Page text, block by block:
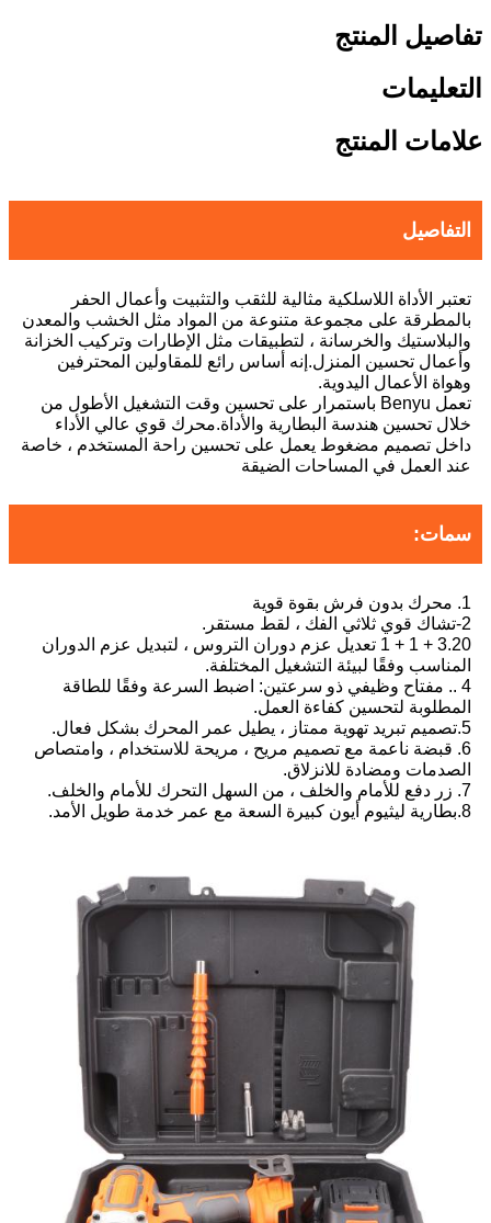
تفاصيل المنتج
التعليمات
علامات المنتج
التفاصيل
تعتبر الأداة اللاسلكية مثالية للثقب والتثبيت وأعمال الحفر
بالمطرقة على مجموعة متنوعة من المواد مثل الخشب والمعدن
والبلاستيك والخرسانة ، لتطبيقات مثل الإطارات وتركيب الخزانة
وأعمال تحسين المنزل.إنه أساس رائع للمقاولين المحترفين
وهواة الأعمال اليدوية.
تعمل Benyu باستمرار على تحسين وقت التشغيل الأطول من
خلال تحسين هندسة البطارية والأداة.محرك قوي عالي الأداء
داخل تصميم مضغوط يعمل على تحسين راحة المستخدم ، خاصة
عند العمل في المساحات الضيقة
سمات:
1. محرك بدون فرش بقوة قوية
2-تشاك قوي ثلاثي الفك ، لقط مستقر.
3.20 + 1 + 1 تعديل عزم دوران التروس ، لتبديل عزم الدوران
المناسب وفقًا لبيئة التشغيل المختلفة.
4 .. مفتاح وظيفي ذو سرعتين: اضبط السرعة وفقًا للطاقة
المطلوبة لتحسين كفاءة العمل.
5.تصميم تبريد تهوية ممتاز ، يطيل عمر المحرك بشكل فعال.
6. قبضة ناعمة مع تصميم مريح ، مريحة للاستخدام ، وامتصاص
الصدمات ومضادة للانزلاق.
7. زر دفع للأمام والخلف ، من السهل التحرك للأمام والخلف.
8.بطارية ليثيوم أيون كبيرة السعة مع عمر خدمة طويل الأمد.